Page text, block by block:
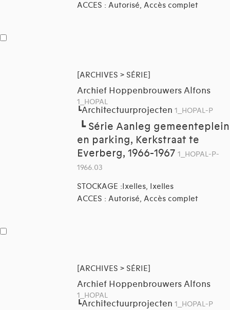
ACCES : Autorisé, Accès complet
[ARCHIVES > SÉRIE]
Archief Hoppenbrouwers Alfons
1_HOPAL
┗Architectuurprojecten 1_HOPAL-P
┗ Série Aanleg gemeenteplein
en parking, Kerkstraat te
Everberg, 1966-1967 1_HOPAL-P-
1966.03
STOCKAGE :Ixelles, Ixelles
ACCES : Autorisé, Accès complet
[ARCHIVES > SÉRIE]
Archief Hoppenbrouwers Alfons
1_HOPAL
┗Architectuurprojecten 1_HOPAL-P